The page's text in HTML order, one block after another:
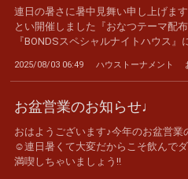
連日の暑さに暑中見舞い申し上げま
とい開催しました『おなつテーマ配
『BONDSスペシャルナイトハウス』
2025/08/03 06:49 ハウストーナメント
お盆営業のお知らせ♩
おはようございます♪今年のお盆営業
☺️連日暑くて大変だからこそ飲んで
満喫しちゃいましょう‼️